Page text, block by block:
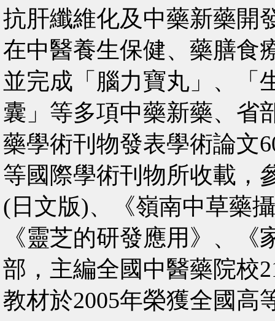
抗肝纖維化及中藥新藥開
在中醫養生保健、藥膳食
並完成「腦力寶丸」、「
囊」等多項中藥新藥、省
藥學術刊物發表學術論文
等國際學術刊物所收載，
(日文版)、《嶺南中草藥
《靈芝的研發應用》、
部，主編全國中醫藥院校
教材於2005年榮獲全國高